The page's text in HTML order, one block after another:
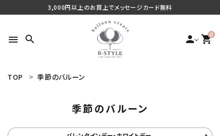
3,000円以上のお買上でメッセージカード無料
menu search person 0
shopping_cart
TOP 季節のバルーン
季節のバルーン